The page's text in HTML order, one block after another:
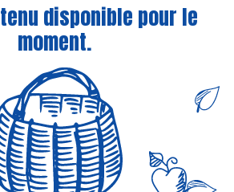
disponible pour le
moment.